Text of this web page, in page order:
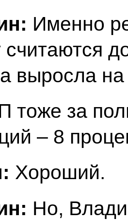
Именно
считаются
выросла
тоже за
– 8
Хороший.
Но,